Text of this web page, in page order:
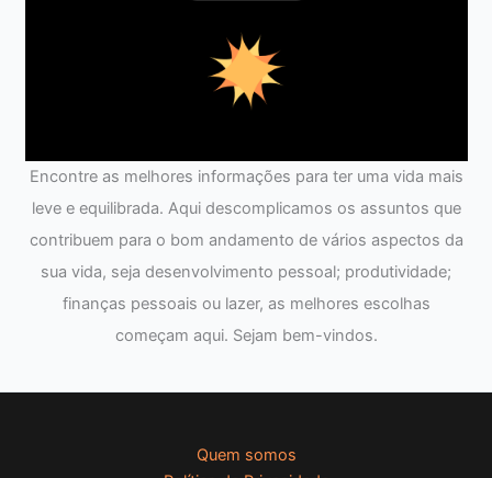
Encontre as melhores informações para ter uma vida mais
leve e equilibrada. Aqui descomplicamos os assuntos que
contribuem para o bom andamento de vários aspectos da
sua vida, seja desenvolvimento pessoal; produtividade;
finanças pessoais ou lazer, as melhores escolhas
começam aqui. Sejam bem-vindos.
Quem somos